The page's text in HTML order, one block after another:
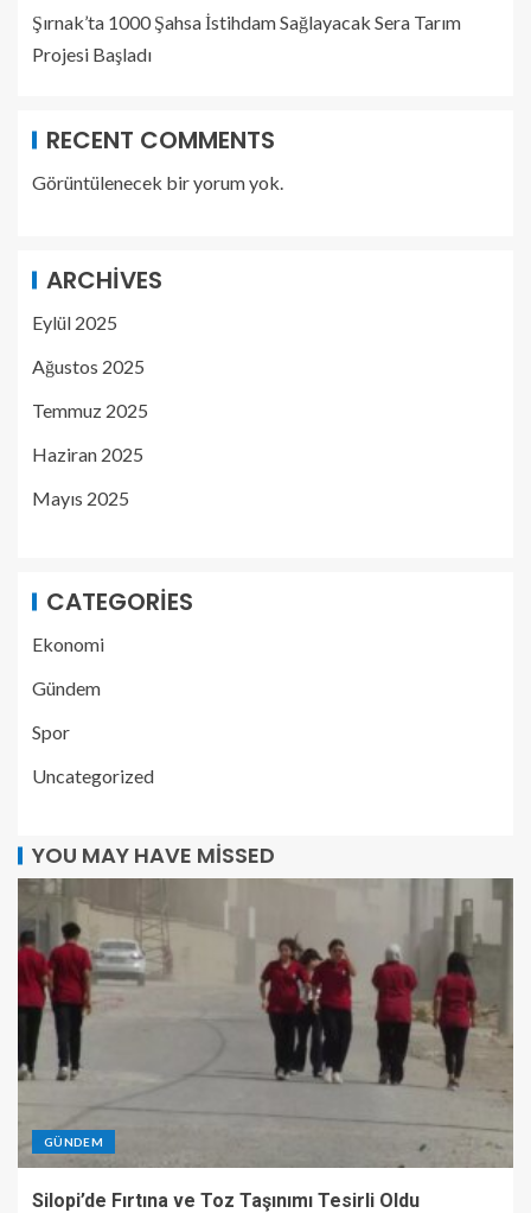
Şırnak’ta 1000 Şahsa İstihdam Sağlayacak Sera Tarım
Projesi Başladı
RECENT COMMENTS
Görüntülenecek bir yorum yok.
ARCHIVES
Eylül 2025
Ağustos 2025
Temmuz 2025
Haziran 2025
Mayıs 2025
CATEGORIES
Ekonomi
Gündem
Spor
Uncategorized
YOU MAY HAVE MISSED
GÜNDEM
Silopi’de Fırtına ve Toz Taşınımı Tesirli Oldu